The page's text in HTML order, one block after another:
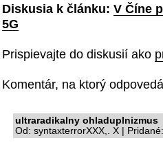
Diskusia k článku: V Číne
5G
Prispievajte do diskusií ako
Komentár, na ktorý
ultraradikalny ohladuplnizmus
Od: syntaxterrorXXX,. X |